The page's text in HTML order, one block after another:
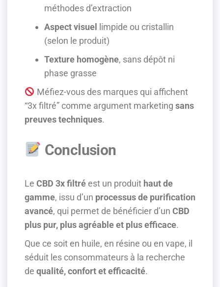
méthodes d’extraction
Aspect visuel limpide ou cristallin
(selon le produit)
Texture homogène, sans dépôt ni
phase grasse
Méfiez-vous des marques qui affichent
“3x filtré” comme argument marketing sans
preuves techniques.
Conclusion
Le CBD 3x filtré est un produit haut de
gamme, issu d’un processus de purification
avancé, qui permet de bénéficier d’un CBD
plus pur, plus agréable et plus efficace.
Que ce soit en huile, en résine ou en vape, il
séduit les consommateurs à la recherche
de qualité, confort et efficacité.